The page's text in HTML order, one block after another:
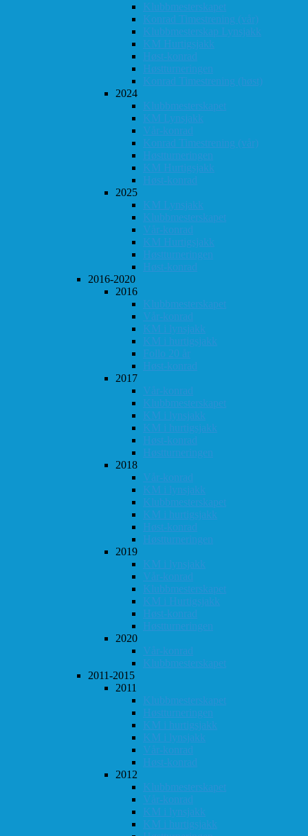
Klubbmesterskapet
Konrad Timestrening (vår)
Klubbmesterskap Lynsjakk
KM Hurtigsjakk
Høst-konrad
Høstturneringen
Konrad Timestrening (høst)
2024
Klubbmesterskapet
KM Lynsjakk
Vår-konrad
Konrad Timestrening (vår)
Høstturneringen
KM Hurtigsjakk
Høst-konrad
2025
KM Lynsjakk
Klubbmesterskapet
Vår-konrad
KM Hurtigsjakk
Høstturneringen
Høst-konrad
2016-2020
2016
Klubbmesterskapet
Vår-konrad
KM i lynsjakk
KM i hurtigsjakk
Follo 20 år
Høst-konrad
2017
Vår-konrad
Klubbmesterskapet
KM i lynsjakk
KM i hurtigsjakk
Høst-konrad
Høstturneringen
2018
Vår-konrad
KM i lynsjakk
Klubbmesterskapet
KM i hurtigsjakk
Høst-konrad
Høstturneringen
2019
KM i lynsjakk
Vår-konrad
Klubbmesterskapet
KM i Hurtigsjakk
Høst-konrad
Høstturneringen
2020
Vår-konrad
Klubbmesterskapet
2011-2015
2011
Klubbmesterskapet
Høstturneringen
KM i hurtigsjakk
KM i lynsjakk
Vår-konrad
Høst-konrad
2012
Klubbmesterskapet
Vår-konrad
KM i lynsjakk
KM i hurtigsjakk